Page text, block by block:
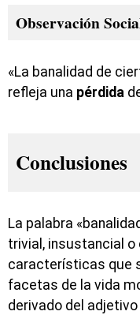
Observación
«La banalidad de
refleja una pérdida
Conclusiones
La palabra
trivial, insustancial
características que
facetas de la vida
derivado del adjetivo